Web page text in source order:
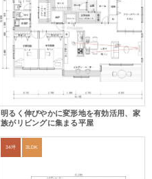
明るく伸びやかに変形地を有効活用、家
族がリビングに集まる平屋
34坪 3LDK